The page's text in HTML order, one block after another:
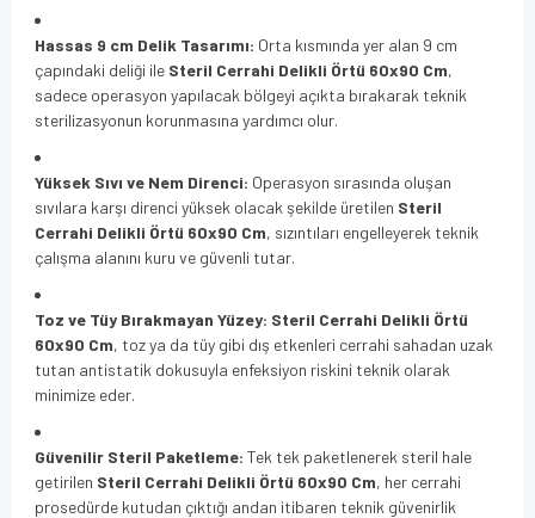
Hassas 9 cm Delik Tasarımı: Orta kısmında yer alan 9 cm
çapındaki deliği ile Steril Cerrahi Delikli Örtü 60x90 Cm,
sadece operasyon yapılacak bölgeyi açıkta bırakarak teknik
sterilizasyonun korunmasına yardımcı olur.
Yüksek Sıvı ve Nem Direnci: Operasyon sırasında oluşan
sıvılara karşı direnci yüksek olacak şekilde üretilen Steril
Cerrahi Delikli Örtü 60x90 Cm, sızıntıları engelleyerek teknik
çalışma alanını kuru ve güvenli tutar.
Toz ve Tüy Bırakmayan Yüzey: Steril Cerrahi Delikli Örtü
60x90 Cm, toz ya da tüy gibi dış etkenleri cerrahi sahadan uzak
tutan antistatik dokusuyla enfeksiyon riskini teknik olarak
minimize eder.
Güvenilir Steril Paketleme: Tek tek paketlenerek steril hale
getirilen Steril Cerrahi Delikli Örtü 60x90 Cm, her cerrahi
prosedürde kutudan çıktığı andan itibaren teknik güvenirlik